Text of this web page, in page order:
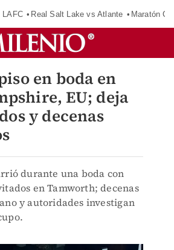
LAFC Real Salt Lake vs Atlante Maratón
en boda en
EU; deja
y decenas
durante una boda con
en Tamworth; decenas
y autoridades investigan